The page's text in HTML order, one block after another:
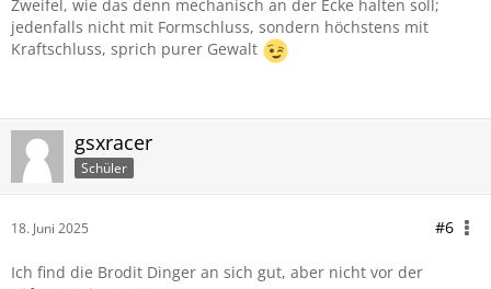
Zweifel, wie das denn mechanisch an der Ecke halten soll;
jedenfalls nicht mit Formschluss, sondern höchstens mit
Kraftschluss, sprich purer Gewalt
gsxracer
Schüler
18. Juni 2025 #6
Ich find die Brodit Dinger an sich gut, aber nicht vor der